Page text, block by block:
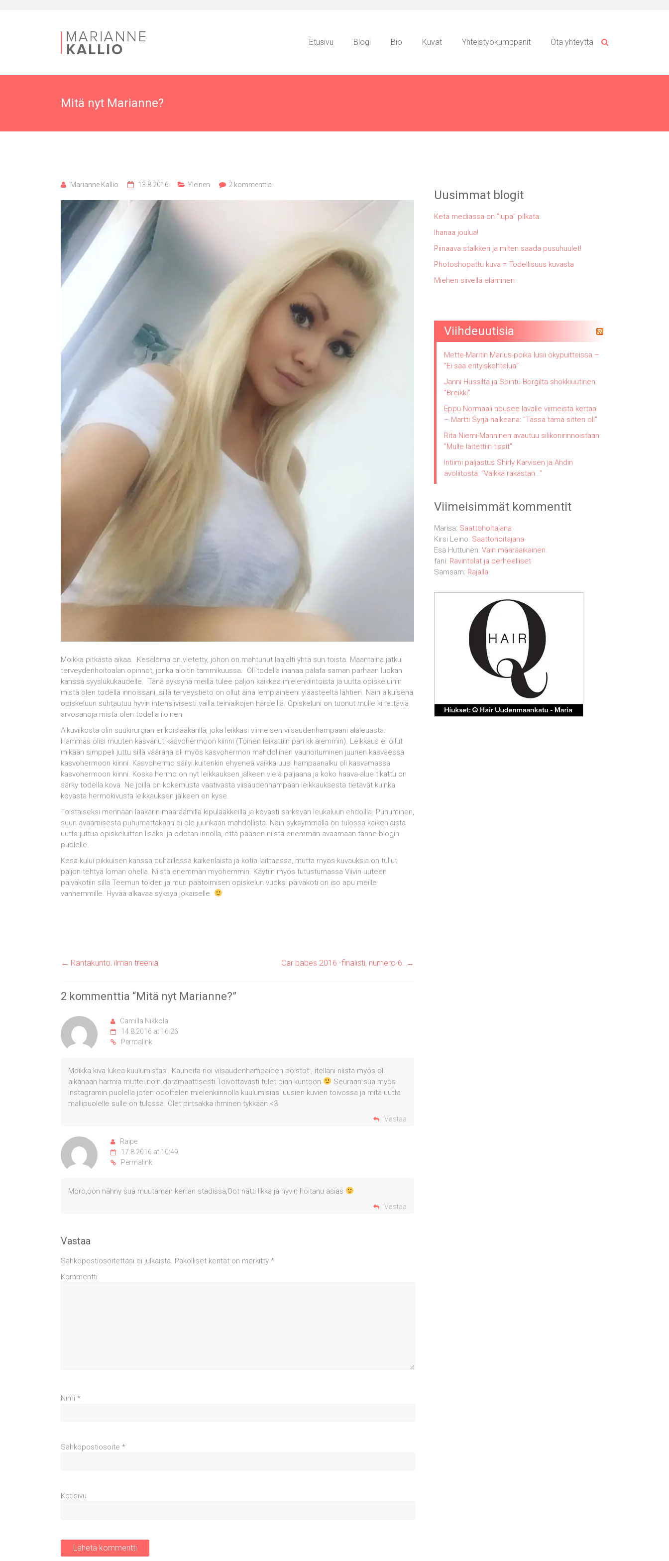
Etusivu Blogi Bio Kuvat Yhteistyökumppanit Ota yhteyttä
Mitä nyt Marianne?
Marianne Kallio 13.8.2016 Yleinen 2 kommenttia
Moikka pitkästä aikaa. Kesäloma on vietetty, johon on mahtunut laajalti yhtä sun toista. Maantaina jatkui
terveydenhoitoalan opinnot, jonka aloitin tammikuussa. Oli todella ihanaa palata saman parhaan luokan
kanssa syyslukukaudelle. Tänä syksynä meillä tulee paljon kaikkea mielenkiintoista ja uutta opiskeluihin
mistä olen todella innoissani, sillä terveystieto on ollut aina lempiaineeni yläasteelta lähtien. Näin aikuisena
opiskeluun suhtautuu hyvin intensiivisesti vailla teiniaikojen härdelliä. Opiskeluni on tuonut mulle kiitettäviä
arvosanoja mistä olen todella iloinen.
Alkuviikosta olin suukirurgian erikoislääkärillä, joka leikkasi viimeisen viisaudenhampaani alaleuasta.
Hammas olisi muuten kasvanut kasvohermoon kiinni (Toinen leikattiin pari kk aiemmin). Leikkaus ei ollut
mikään simppeli juttu sillä vaarana oli myös kasvohermon mahdollinen vaurioituminen juurien kasvaessa
kasvohermoon kiinni. Kasvohermo säilyi kuitenkin ehyeneä vaikka uusi hampaanalku oli kasvamassa
kasvohermoon kiinni. Koska hermo on nyt leikkauksen jälkeen vielä paljaana ja koko haava-alue tikattu on
särky todella kova. Ne joilla on kokemusta vaativasta viisaudenhampaan leikkauksesta tietävät kuinka
kovasta hermokivusta leikkauksen jälkeen on kyse.
Toistaiseksi mennään lääkärin määräämillä kipulääkkeillä ja kovasti särkevän leukaluun ehdoilla. Puhuminen,
suun avaamisesta puhumattakaan ei ole juurikaan mahdollista. Näin syksymmällä on tulossa kaikenlaista
uutta juttua opiskeluitten lisäksi ja odotan innolla, että pääsen niistä enemmän avaamaan tänne blogin
puolelle.
Kesä kului pikkuisen kanssa puhaillessa kaikenlaista ja kotia laittaessa, mutta myös kuvauksia on tullut
paljon tehtyä loman ohella. Niistä enemmän myöhemmin. Käytiin myös tutustumassa Viivin uuteen
päiväkotiin sillä Teemun töiden ja mun päätoimisen opiskelun vuoksi päiväkoti on iso apu meille
vanhemmille. Hyvää alkavaa syksyä jokaiselle
← Rantakunto, ilman treeniä Car babes 2016 -finalisti, numero 6. →
2 kommenttia “Mitä nyt Marianne?”
Camilla Nikkola
14.8.2016 at 16:26
Permalink
Moikka kiva lukea kuulumistasi. Kauheita noi viisaudenhampaiden poistot , itelläni niistä myös oli
aikanaan harmia muttei noin daramaattisesti.Toivottavasti tulet pian kuntoon
Seuraan sua myös
Instagramin puolella joten odottelen mielenkiinnolla kuulumisiasi uusien kuvien toivossa ja mitä uutta
mallipuolelle sulle on tulossa. Olet pirtsakka ihminen tykkään <3
Vastaa
Raipe
17.8.2016 at 10:49
Permalink
Moro,oon nähny sua muutaman kerran stadissa,Oot nätti likka ja hyvin hoitanu asias
Vastaa
Vastaa
Sähköpostiosoitettasi ei julkaista. Pakolliset kentät on merkitty *
Kommentti
Nimi *
Sähköpostiosoite *
Kotisivu
Uusimmat blogit
Ketä mediassa on ”lupa” pilkata.
Ihanaa joulua!
Piinaava stalkkeri ja miten saada pusuhuulet!
Photoshopattu kuva = Todellisuus kuvasta
Miehen siivellä eläminen
Viihdeuutisia
Mette-Maritin Marius-poika lusii ökypuitteissa –
”Ei saa erityiskohtelua”
Janni Hussilta ja Sointu Borgilta shokkiuutinen:
”Breikki”
Eppu Normaali nousee lavalle viimeistä kertaa
– Martti Syrjä haikeana: ”Tässä tämä sitten oli”
Rita Niemi-Manninen avautuu silikonirinnoistaan:
”Mulle laitettiin tissit”
Intiimi paljastus Shirly Karvisen ja Ahdin
avoliitosta: ”Vaikka rakastan…”
Viimeisimmät kommentit
Marisa: Saattohoitajana
Kirsi Leino: Saattohoitajana
Esa Huttunen: Vain määräaikainen.
fani: Ravintolat ja perheelliset
Samsam: Rajalla